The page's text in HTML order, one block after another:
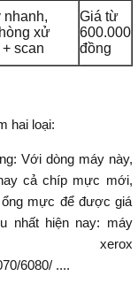
nhanh,
xử
scan
Giá từ
600.000
đồng
hai loại:
Với dòng máy này,
cả chíp mực mới,
mực để được giá
nhất hiện nay: máy
6080/ ....